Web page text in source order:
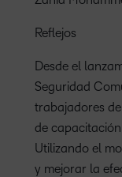
Reflejos
Desde el
Seguridad
trabajadores
de
Utilizando el
y mejorar la